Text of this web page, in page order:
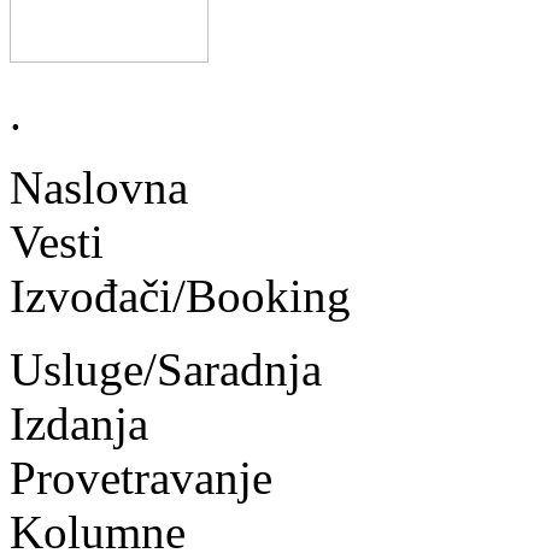
.
Naslovna
Vesti
Izvođači/Booking
Usluge/Saradnja
Izdanja
Provetravanje
Kolumne